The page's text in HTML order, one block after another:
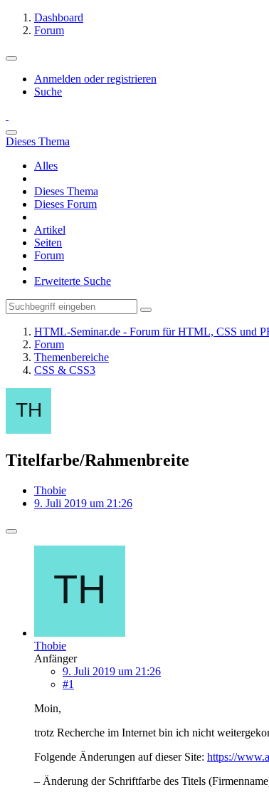
Dashboard
Forum
Anmelden oder registrieren
Suche
Dieses Thema
Alles
Dieses Thema
Dieses Forum
Artikel
Seiten
Forum
Erweiterte Suche
HTML-Seminar.de - Forum für HTML, CSS und
Forum
Themenbereiche
CSS & CSS3
Titelfarbe/Rahmenbreite
Thobie
9. Juli 2019 um 21:26
Thobie
Anfänger
9. Juli 2019 um 21:26
#1
Moin,
trotz Recherche im Internet bin ich nicht
Folgende Änderungen auf dieser Site: https://
– Änderung der Schriftfarbe des Titels